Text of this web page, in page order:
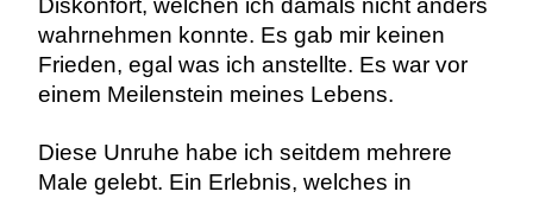
Diskonfort, welchen ich damals nicht anders
wahrnehmen konnte. Es gab mir keinen
Frieden, egal was ich anstellte. Es war vor
einem Meilenstein meines Lebens.
Diese Unruhe habe ich seitdem mehrere
Male gelebt. Ein Erlebnis, welches in